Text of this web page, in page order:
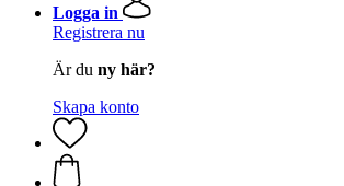
Logga in
Registrera nu
Är du ny här?
Skapa konto